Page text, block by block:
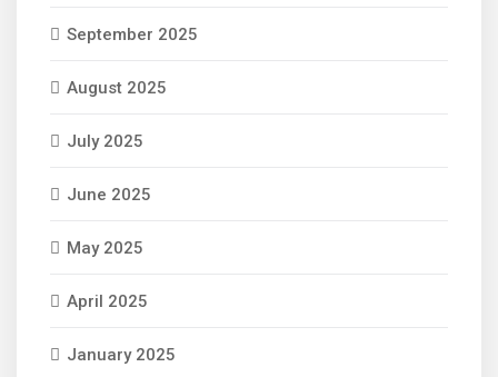
September 2025
August 2025
July 2025
June 2025
May 2025
April 2025
January 2025